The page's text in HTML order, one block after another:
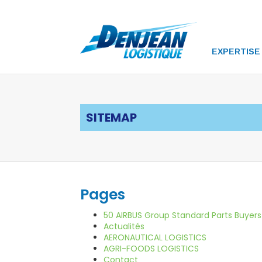
EXPERTISE
SITEMAP
Pages
50 AIRBUS Group Standard Parts
Actualités
AERONAUTICAL LOGISTICS
AGRI-FOODS LOGISTICS
Contact